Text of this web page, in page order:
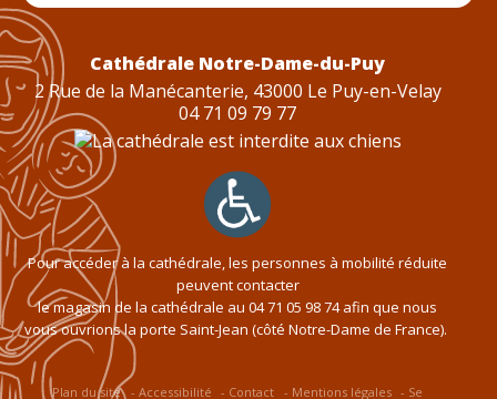
Cathédrale Notre-Dame-du-Puy
2 Rue de la Manécanterie, 43000 Le Puy-en-Velay
04 71 09 79 77
Pour accéder à la cathédrale, les personnes à mobilité réduite
peuvent contacter
le magasin de la cathédrale au 04 71 05 98 74afin que nous
vous ouvrions la porte Saint-Jean (côté Notre-Dame de France).
Plan du site Accessibilité Contact Mentions légales Se